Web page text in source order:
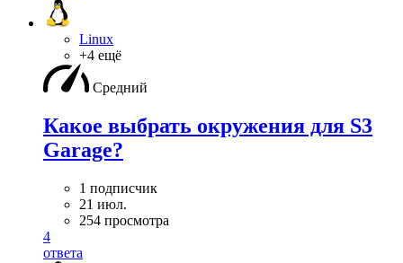
Linux
+4 ещё
Средний
Какое выбрать окружения для S3
Garage?
1 подписчик
21 июл.
254 просмотра
4
ответа